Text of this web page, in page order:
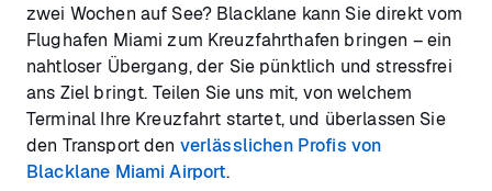
zwei Wochen auf See? Blacklane kann Sie direkt vom
Flughafen Miami zum Kreuzfahrthafen bringen – ein
nahtloser Übergang, der Sie pünktlich und stressfrei
ans Ziel bringt. Teilen Sie uns mit, von welchem
Terminal Ihre Kreuzfahrt startet, und überlassen Sie
den Transport den verlässlichen Profis von
Blacklane Miami Airport.